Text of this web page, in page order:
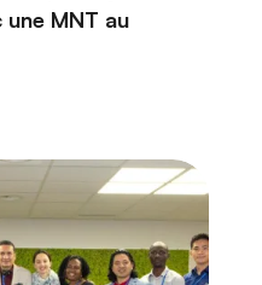
MNT au